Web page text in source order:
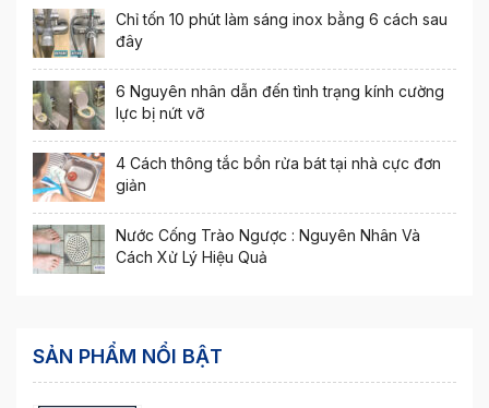
Chỉ tốn 10 phút làm sáng inox bằng 6 cách sau
đây
6 Nguyên nhân dẫn đến tình trạng kính cường
lực bị nứt vỡ
4 Cách thông tắc bồn rửa bát tại nhà cực đơn
giản
Nước Cống Trào Ngược : Nguyên Nhân Và
Cách Xử Lý Hiệu Quả
SẢN PHẨM NỔI BẬT